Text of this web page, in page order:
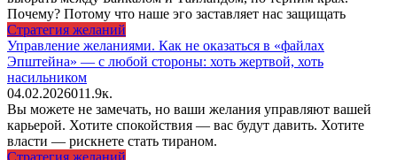
Почему? Потому что наше эго заставляет нас защищать
Стратегия желаний
Управление желаниями. Как не оказаться в «файлах
Эпштейна» — с любой стороны: хоть жертвой, хоть
насильником
04.02.2026011.9к.
Вы можете не замечать, но ваши желания управляют вашей
карьерой. Хотите спокойствия — вас будут давить. Хотите
власти — рискнете стать тираном.
Стратегия желаний